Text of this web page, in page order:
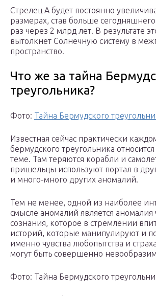
Стрелец А будет постоянно
размерах, став больше сегодняшнего
раз через 2 млрд лет. В результате
вытолкнет Солнечную систему в
пространство.
Что же за тайна
треугольника?
Фото: Тайна Бермудского
Известная сейчас практически
бермудского треугольника
теме. Там теряются корабли и
пришельцы используют портал в
и много-много других аномалий.
Тем не менее, одной из наиболее
смысле аномалий является аномалия
сознания, которое в стремлении
историй, которые манипулируют и
именно чувства любопытства и
могут быть совершенно
Фото: Тайна Бермудского